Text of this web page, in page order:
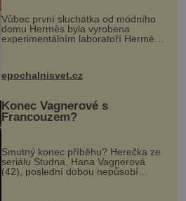
Vůbec první sluchátka od módního
domu Hermès byla vyrobena
experimentálním laboratoří Hermès
kovový...
epochalnisvet.cz
Konec Vagnerové s
Francouzem?
Smutný konec příběhu? Herečka ze
seriálu Studna, Hana Vagnerová
(42), poslední dobou nepůsobí